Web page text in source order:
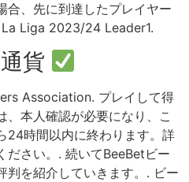
合、先に到達したプレイヤー
Liga 2023/24 Leader1.
貨
Association. プレイして得
、本人確認が必要になり、こ
24時間以内に終わります。詳
ださい。. 続いてBeeBetビー
判を紹介していきます。. ビー